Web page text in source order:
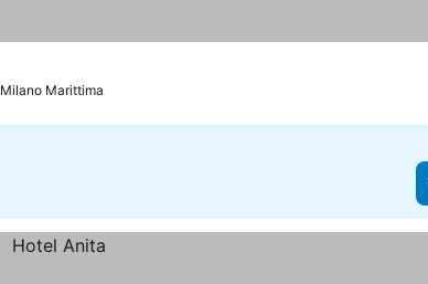
Milano Marittima